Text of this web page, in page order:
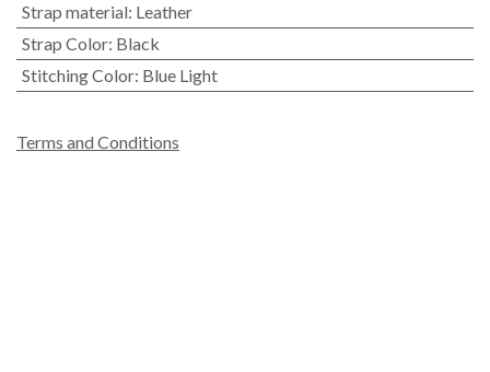
Strap material: Leather
Strap Color: Black
Stitching Color: Blue Light
Terms and Conditions